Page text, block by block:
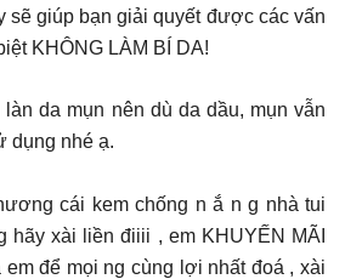
sẽ giúp bạn giải quyết được các vấn
KHÔNG LÀM BÍ DA!
da mụn nên dù da dầu, mụn vẫn
dụng nhé ạ.
cái kem chống n ắ n g nhà tui
hãy xài liền điiii , em KHUYẾN MÃI
em để mọi ng cùng lợi nhất đoá , xài